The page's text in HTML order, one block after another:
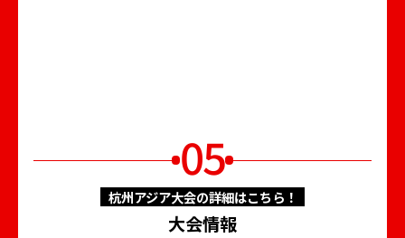
05
杭州アジア大会の詳細はこちら！
大会情報